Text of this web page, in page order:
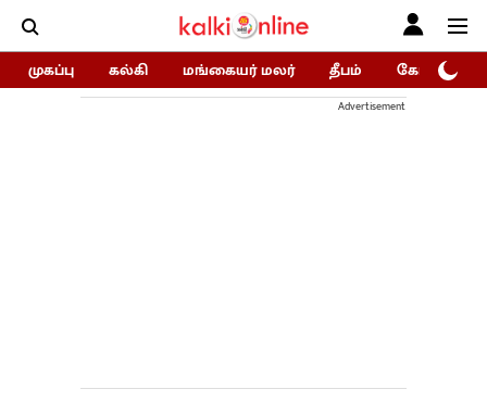
முகப்பு கல்கி மங்கையர் மலர் தீபம் கோகுலம்/
Advertisement